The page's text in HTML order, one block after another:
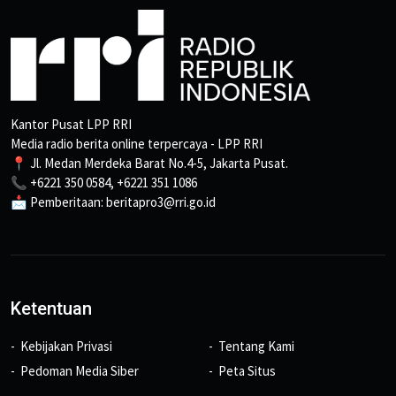
Kantor Pusat LPP RRI
Media radio berita online terpercaya - LPP RRI
📍 Jl. Medan Merdeka Barat No.4-5, Jakarta Pusat.
📞 +6221 350 0584, +6221 351 1086
📩 Pemberitaan: beritapro3@rri.go.id
Ketentuan
Kebijakan Privasi
Pedoman Media Siber
Tentang Kami
Peta Situs